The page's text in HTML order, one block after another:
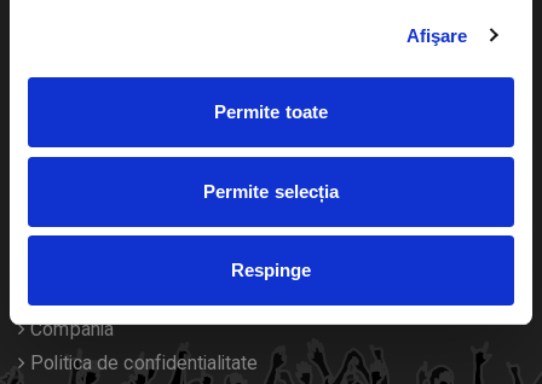
Afişare
Permite toate
Permite selecția
Respinge
Despre noi
Contact
Compania
Politica de confidentialitate